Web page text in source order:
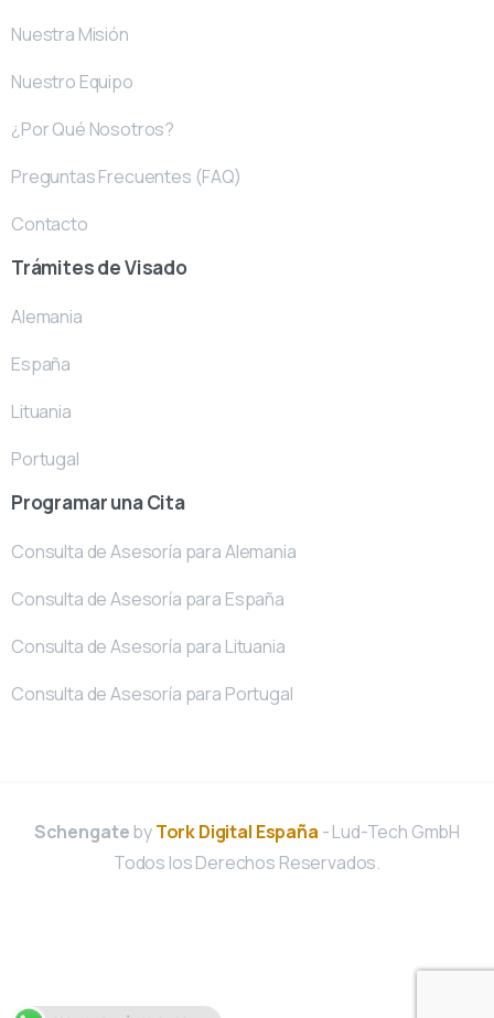
Nuestra Misión
Nuestro Equipo
¿Por Qué Nosotros?
Preguntas Frecuentes (FAQ)
Contacto
Trámites de Visado
Alemania
España
Lituania
Portugal
Programar una Cita
Consulta de Asesoría para Alemania
Consulta de Asesoría para España
Consulta de Asesoría para Lituania
Consulta de Asesoría para Portugal
SchengatebyTork Digital España - Lud-Tech GmbH
Todos los Derechos Reservados.